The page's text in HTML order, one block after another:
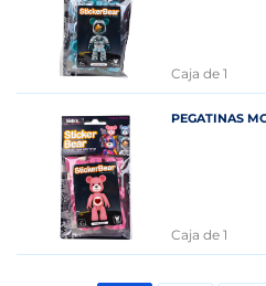
Caja de 1
PEGATINAS
Caja de 1